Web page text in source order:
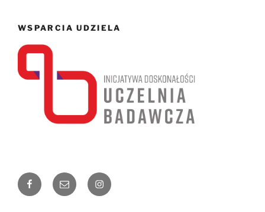
WSPARCIA UDZIELA
FacebookEmail Instagram